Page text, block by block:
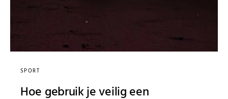
SPORT
Hoe gebruik je veilig een